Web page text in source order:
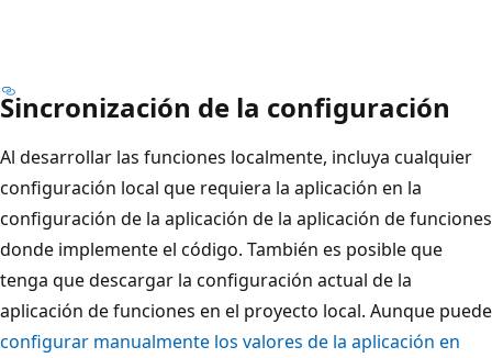
Sincronización de la configuración
Al desarrollar las funciones localmente, incluya cualquier
configuración local que requiera la aplicación en la
configuración de la aplicación de la aplicación de funciones
donde implemente el código. También es posible que
tenga que descargar la configuración actual de la
aplicación de funciones en el proyecto local. Aunque puede
configurar manualmente los valores de la aplicación en